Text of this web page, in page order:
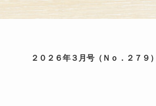
２０２６年３月号（Ｎｏ．２７９）